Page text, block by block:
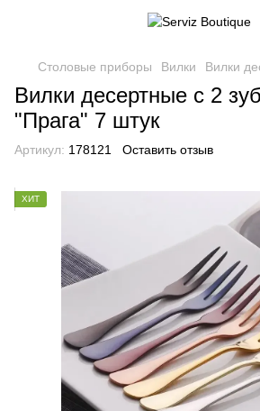
Столовые приборы Вилки Вилки
Вилки десертные с 2
"Прага" 7 штук
Артикул: 178121 Оставить отзыв
ХИТ